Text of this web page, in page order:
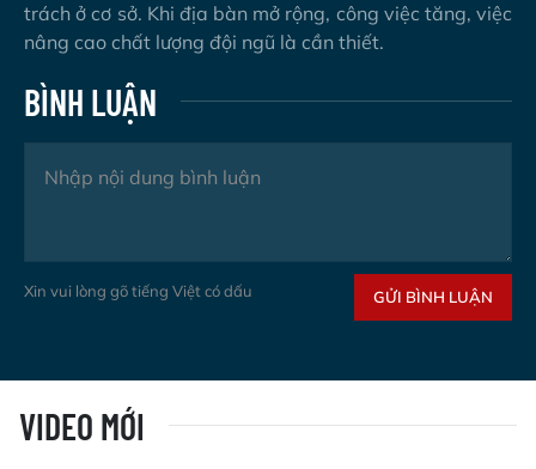
trách ở cơ sở. Khi địa bàn mở rộng, công việc tăng, việc
nâng cao chất lượng đội ngũ là cần thiết.
BÌNH LUẬN
Xin vui lòng gõ tiếng Việt có dấu GỬI BÌNH LUẬN
VIDEO MỚI